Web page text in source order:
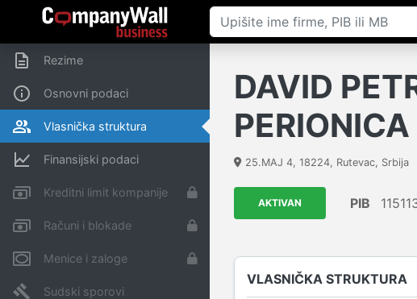
Rezime
Osnovni podaci
Vlasnička struktura
Finansijski podaci
Kreditni limit kompanije
Računi i blokade
Menice i zaloge
Sudski sporovi
DAVID
25.MAJ 4, 18224, Rutevac, Srbija
AKTIVAN PIB
VLASNIČKA STRUKTURA